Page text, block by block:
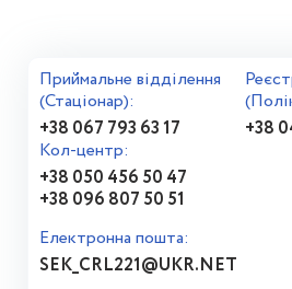
Приймальне відділення
(Стаціонар):
+38 067 793 63 17
+38
Кол-центр:
+38 050 456 50 47
+38 096 807 50 51
Електронна пошта:
SEK_CRL221@UKR.NET